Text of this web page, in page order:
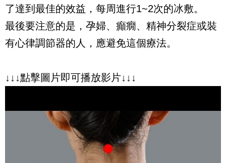
了達到最佳的效益，每周進行1~2次的冰敷。
最後要注意的是，孕婦、癲癇、精神分裂症或裝
有心律調節器的人，應避免這個療法。
↓↓↓點擊圖片即可播放影片↓↓↓